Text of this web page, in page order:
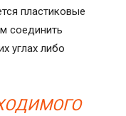
пластиковые
соединить
углах либо